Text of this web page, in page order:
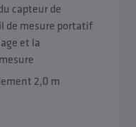
capteur de
de mesure portatif
et la
2,0 m